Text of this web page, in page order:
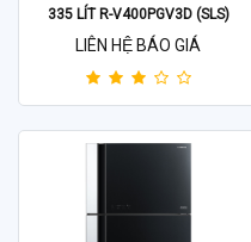
335 LÍT R-V400PGV3D (SLS)
LIÊN HỆ BÁO GIÁ